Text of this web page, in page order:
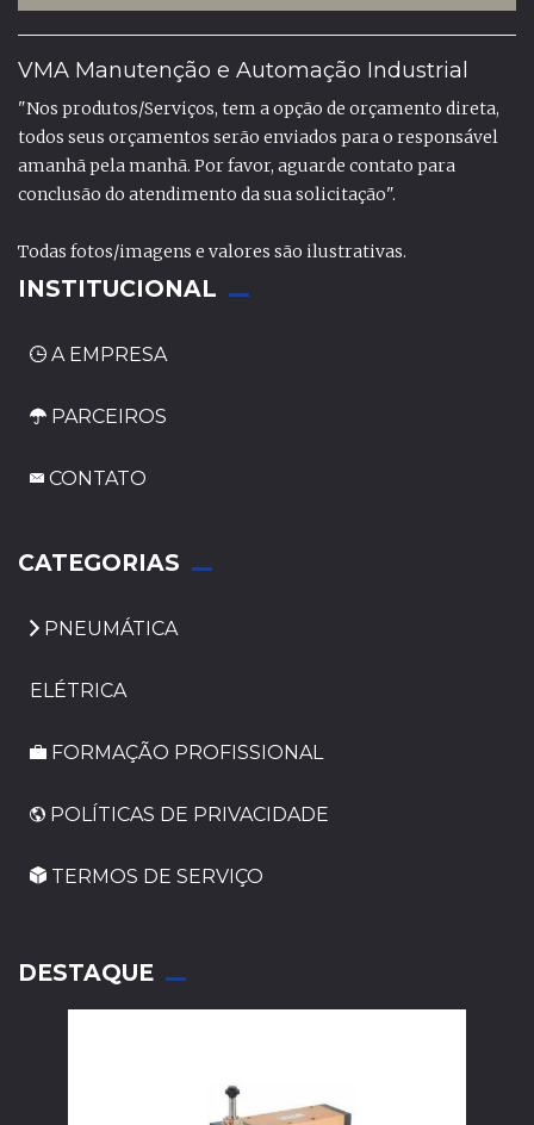
VMA Manutenção e Automação Industrial
"Nos produtos/Serviços, tem a opção de orçamento direta,
todos seus orçamentos serão enviados para o responsável
amanhã pela manhã. Por favor, aguarde contato para
conclusão do atendimento da sua solicitação".
Todas fotos/imagens e valores são ilustrativas.
INSTITUCIONAL
A EMPRESA
PARCEIROS
CONTATO
CATEGORIAS
PNEUMÁTICA
ELÉTRICA
FORMAÇÃO PROFISSIONAL
POLÍTICAS DE PRIVACIDADE
TERMOS DE SERVIÇO
DESTAQUE